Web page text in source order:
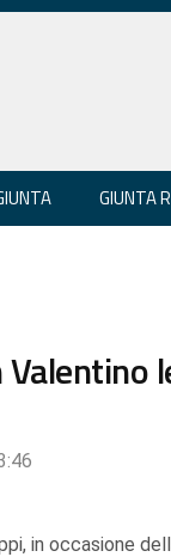
GIUNTA
in occasione